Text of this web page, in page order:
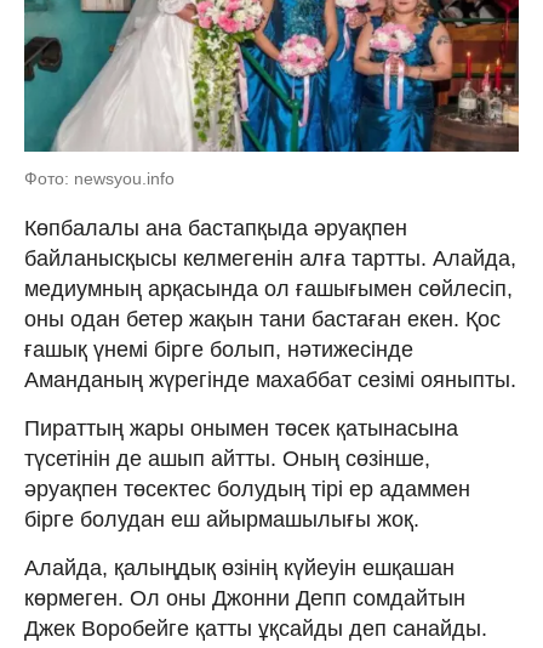
Фото: newsyou.info
Көпбалалы ана бастапқыда әруақпен
байланысқысы келмегенін алға тартты. Алайда,
медиумның арқасында ол ғашығымен сөйлесіп,
оны одан бетер жақын тани бастаған екен. Қос
ғашық үнемі бірге болып, нәтижесінде
Аманданың жүрегінде махаббат сезімі ояныпты.
Пираттың жары онымен төсек қатынасына
түсетінін де ашып айтты. Оның сөзінше,
әруақпен төсектес болудың тірі ер адаммен
бірге болудан еш айырмашылығы жоқ.
Алайда, қалыңдық өзінің күйеуін ешқашан
көрмеген. Ол оны Джонни Депп сомдайтын
Джек Воробейге қатты ұқсайды деп санайды.